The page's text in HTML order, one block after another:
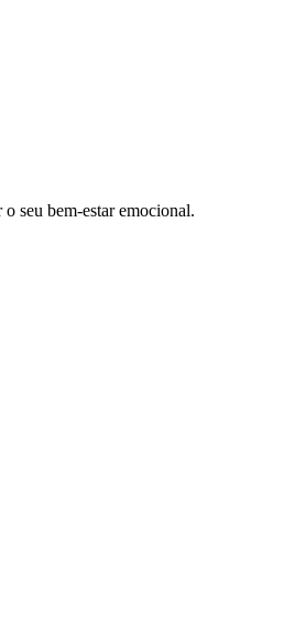
seu bem-estar emocional.